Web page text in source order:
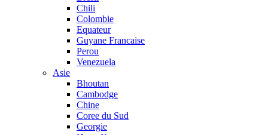
Chili
Colombie
Equateur
Guyane Francaise
Perou
Venezuela
Asie
Bhoutan
Cambodge
Chine
Coree du Sud
Georgie